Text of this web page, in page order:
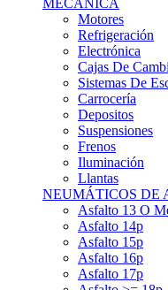
Refrigeración
Electrónica
Cajas De
Sistemas De
Carrocería
Depositos
Suspensiones
Frenos
Iluminación
Llantas
NEUMÁTICOS DE
Asfalto 13 O
Asfalto 14p
Asfalto 15p
Asfalto 16p
Asfalto 17p
Asfalto >= 18p
NEUMÁTICOS DE